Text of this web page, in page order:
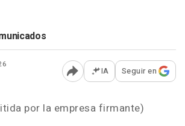
Abrir opciones para
IA Seguir en
por la empresa firmante)